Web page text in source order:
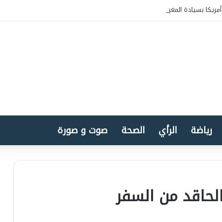
بسيادة المغرب على الصحراء
رياضة الرأي الصحة صوت و صورة
من السفر